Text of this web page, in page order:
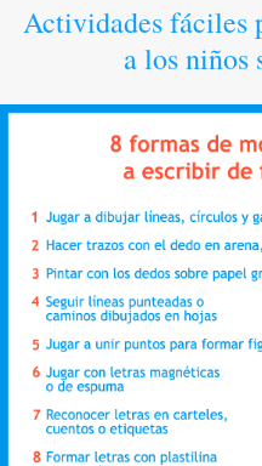
Actividades fáciles
a los niños